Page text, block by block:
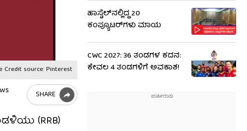
Credit source: Pinterest
SHARE
(RRB)
ಹಾಸ್ಟೆಲ್‌ನಲ್ಲಿದ್ದ 20
ಕಂಪ್ಯೂಟರ್‌ಗಳು ಮಾಯ
CWC 2027: 36 ತಂಡಗಳ ಕದನ:
ಕೇವಲ 4 ತಂಡಗಳಿಗೆ ಅವಕಾಶ!